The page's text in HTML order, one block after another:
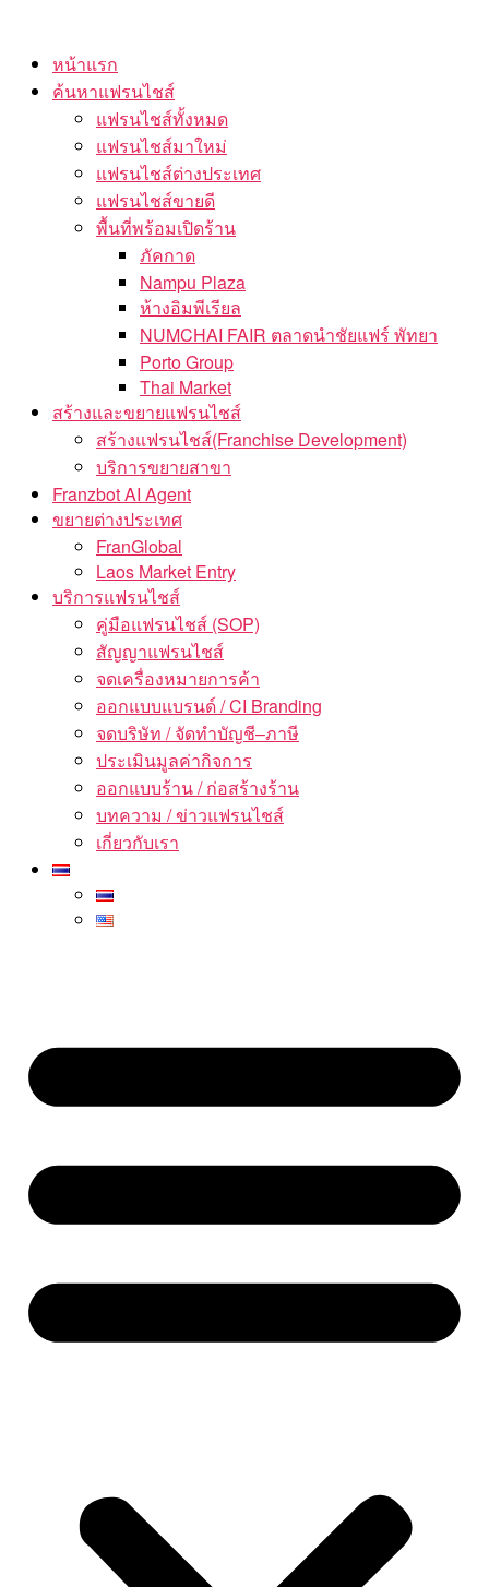
content
หน้าแรก
ค้นหาแฟรนไชส์
แฟรนไชส์ทั้งหมด
แฟรนไชส์มาใหม่
แฟรนไชส์ต่างประเทศ
แฟรนไชส์ขายดี
พื้นที่พร้อมเปิดร้าน
ภัคกาด
Nampu Plaza
ห้างอิมพีเรียล
NUMCHAI FAIR ตลาดนำชัยแฟร์ พัทยา
Porto Group
Thai Market
สร้างและขยายแฟรนไชส์
สร้างแฟรนไชส์(Franchise Development)
บริการขยายสาขา
Franzbot AI Agent
ขยายต่างประเทศ
FranGlobal
Laos Market Entry
บริการแฟรนไชส์
คู่มือแฟรนไชส์ (SOP)
สัญญาแฟรนไชส์
จดเครื่องหมายการค้า
ออกแบบแบรนด์ / CI Branding
จดบริษัท / จัดทำบัญชี–ภาษี
ประเมินมูลค่ากิจการ
ออกแบบร้าน / ก่อสร้างร้าน
บทความ / ข่าวแฟรนไชส์
เกี่ยวกับเรา